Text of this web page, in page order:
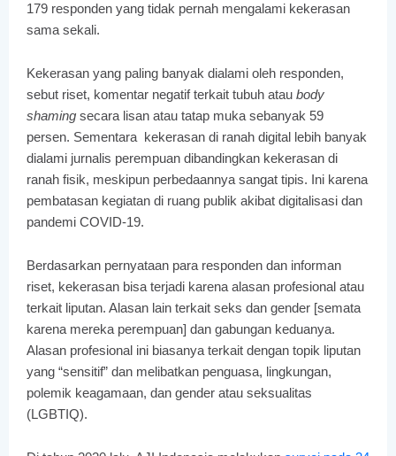
179 responden yang tidak pernah mengalami kekerasan
sama sekali.
Kekerasan yang paling banyak dialami oleh responden,
sebut riset, komentar negatif terkait tubuh atau body
shaming secara lisan atau tatap muka sebanyak 59
persen. Sementara kekerasan di ranah digital lebih banyak
dialami jurnalis perempuan dibandingkan kekerasan di
ranah fisik, meskipun perbedaannya sangat tipis. Ini karena
pembatasan kegiatan di ruang publik akibat digitalisasi dan
pandemi COVID-19.
Berdasarkan pernyataan para responden dan informan
riset, kekerasan bisa terjadi karena alasan profesional atau
terkait liputan. Alasan lain terkait seks dan gender [semata
karena mereka perempuan] dan gabungan keduanya.
Alasan profesional ini biasanya terkait dengan topik liputan
yang “sensitif” dan melibatkan penguasa, lingkungan,
polemik keagamaan, dan gender atau seksualitas
(LGBTIQ).